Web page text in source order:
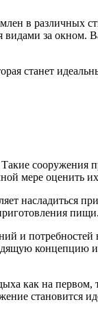
в различных
за
станет
сооружения
мере оценить
насладиться
пищи.
и
концепцию
как на
становится